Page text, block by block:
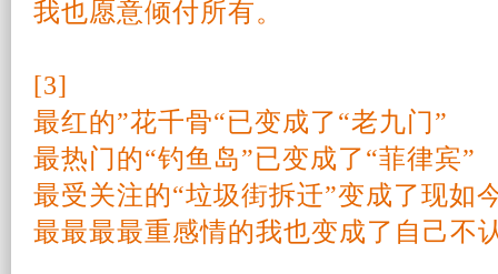
我也愿意倾付所有。
[3]
最红的”花千骨“已变成了“老九门”
最热门的“钓鱼岛”已变成了“菲律宾”
最受关注的“垃圾街拆迁”变成了现如
最最最最重感情的我也变成了 自己不